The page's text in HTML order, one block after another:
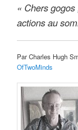
« Chers
actions au
Par Charles Hugh
OfTwoMinds